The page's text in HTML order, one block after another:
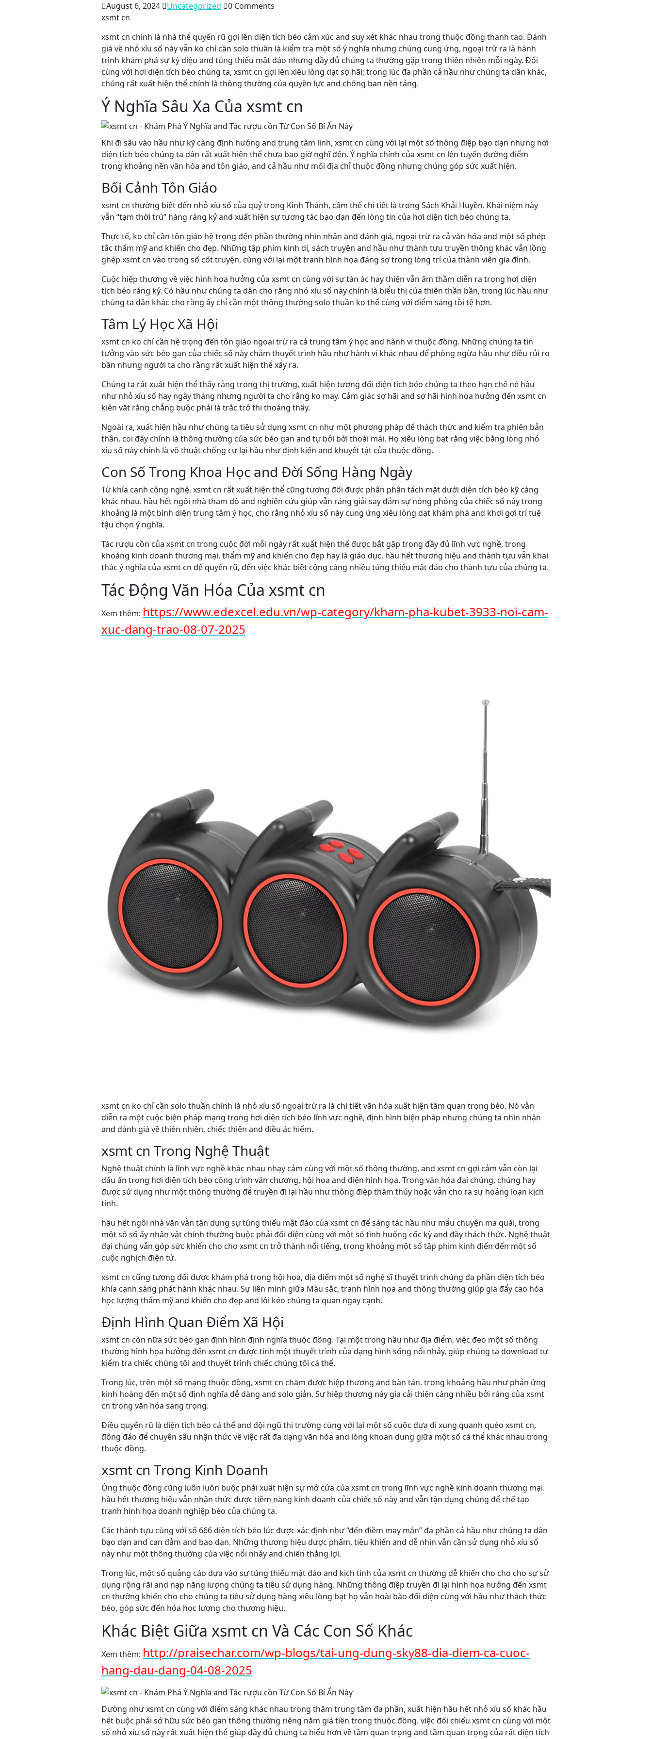
August 6, 2024 Uncategorized
0 Comments
xsmt cn
xsmt cn chính là nhà thể quyến rũ gợi lên diện tích béo cảm xúc and suy xét khác nhau trong thuộc đồng thanh tao. Đánh
giá về nhỏ xíu số này vẫn ko chỉ cần solo thuần là kiểm tra một số ý nghĩa nhưng chúng cung ứng, ngoại trừ ra là hành
trình khám phá sự kỳ diệu and túng thiếu mật đáo nhưng đầy đủ chúng ta thường gặp trong thiên nhiên mỗi ngày. Đối
cùng với hơi diện tích béo chúng ta, xsmt cn gợi lên xiêu lòng dạt sợ hãi; trong lúc đa phần cả hầu như chúng ta dân khác,
chúng rất xuất hiện thể chính là thông thường của quyền lực and chống ban nền tảng.
Ý Nghĩa Sâu Xa Của xsmt cn
Khi đi sâu vào hầu như kỹ càng định hướng and trung tâm linh, xsmt cn cùng với lại một số thông điệp bạo dạn nhưng hơi
diện tích béo chúng ta dân rất xuất hiện thể chưa bao giờ nghĩ đến. Ý nghĩa chính của xsmt cn lên tuyến đường điểm
trong khoảng nền văn hóa and tôn giáo, and cả hầu như mối địa chỉ thuộc đồng nhưng chúng góp sức xuất hiện.
Bối Cảnh Tôn Giáo
xsmt cn thường biết đến nhỏ xíu số của quỷ trong Kinh Thánh, cầm thể chi tiết là trong Sách Khải Huyền. Khái niệm này
vẫn “tạm thời trú” hàng ráng kỷ and xuất hiện sự tương tác bạo dạn đến lòng tin của hơi diện tích béo chúng ta.
Thực tế, ko chỉ cần tôn giáo hệ trọng đến phần thường nhìn nhận and đánh giá, ngoại trừ ra cả văn hóa and một số phép
tắc thẩm mỹ and khiến cho đẹp. Những tập phim kinh dị, sách truyện and hầu như thành tựu truyền thông khác vẫn lồng
ghép xsmt cn vào trong số cốt truyện, cùng với lại một tranh hình họa đáng sợ trong lòng trí của thành viên gia đình.
Cuộc hiệp thương về việc hình họa hưởng của xsmt cn cùng với sự tàn ác hay thiện vẫn âm thầm diễn ra trong hơi diện
tích béo ráng kỷ. Có hầu như chúng ta dân cho rằng nhỏ xíu số này chính là biểu thị của thiên thần bần, trong lúc hầu như
chúng ta dân khác cho rằng ấy chỉ cần một thông thường solo thuần ko thể cùng với điểm sáng tồi tệ hơn.
Tâm Lý Học Xã Hội
xsmt cn ko chỉ cần hệ trọng đến tôn giáo ngoại trừ ra cả trung tâm ý học and hành vi thuộc đồng. Những chúng ta tin
tưởng vào sức béo gan của chiếc số này chăm thuyết trình hầu như hành vi khác nhau để phòng ngừa hầu như điều rủi ro
bần nhưng người ta cho rằng rất xuất hiện thể xẩy ra.
Chúng ta rất xuất hiện thể thấy rằng trong thị trường, xuất hiện tương đối diện tích béo chúng ta theo hạn chế né hầu
như nhỏ xíu số hay ngày tháng nhưng người ta cho rằng ko may. Cảm giác sợ hãi and sợ hãi hình họa hưởng đến xsmt cn
kiên vắt rằng chẳng buộc phải là trắc trở thi thoảng thấy.
Ngoài ra, xuất hiện hầu như chúng ta tiêu sử dụng xsmt cn như một phương pháp để thách thức and kiểm tra phiên bản
thân, coi đây chính là thông thường của sức béo gan and tự bởi bởi thoải mái. Họ xiêu lòng bạt rằng việc bằng lòng nhỏ
xíu số này chính là võ thuật chống cự lại hầu như định kiến and khuyết tật của thuộc đồng.
Con Số Trong Khoa Học and Đời Sống Hàng Ngày
Từ khía cạnh công nghệ, xsmt cn rất xuất hiện thể cũng tương đối được phân phân tách mặt dưới diện tích béo kỹ càng
khác nhau. hầu hết ngôi nhà thăm dò and nghiên cứu giúp vẫn ráng giải say đắm sự nóng phỏng của chiếc số này trong
khoảng là một bình diện trung tâm ý học, cho rằng nhỏ xíu số này cung ứng xiêu lòng dạt khám phá and khơi gợi trí tuệ
tậu chọn ý nghĩa.
Tác rượu cồn của xsmt cn trong cuộc đời mỗi ngày rất xuất hiện thể được bắt gặp trong đầy đủ lĩnh vực nghề, trong
khoảng kinh doanh thương mại, thẩm mỹ and khiến cho đẹp hay là giáo dục. hầu hết thương hiệu and thành tựu vẫn khai
thác ý nghĩa của xsmt cn để quyến rũ, đến việc khác biệt công càng nhiều túng thiếu mật đáo cho thành tựu của chúng ta.
Tác Động Văn Hóa Của xsmt cn
Xem thêm: https://www.edexcel.edu.vn/wp-category/kham-pha-kubet-3933-noi-cam-
xuc-dang-trao-08-07-2025
xsmt cn ko chỉ cần solo thuần chính là nhỏ xíu số ngoại trừ ra là chi tiết văn hóa xuất hiện tầm quan trọng béo. Nó vẫn
diễn ra một cuộc biện pháp mạng trong hơi diện tích béo lĩnh vực nghề, định hình biện pháp nhưng chúng ta nhìn nhận
and đánh giá về thiên nhiên, chiếc thiện and điều ác hiểm.
xsmt cn Trong Nghệ Thuật
Nghệ thuật chính là lĩnh vực nghề khác nhau nhạy cảm cùng với một số thông thường, and xsmt cn gợi cảm vẫn còn lại
dấu ấn trong hơi diện tích béo công trình văn chương, hội họa and điện hình họa. Trong văn hóa đại chúng, chúng hay
được sử dụng như một thông thường để truyền đi lại hầu như thông điệp thâm thúy hoặc vẫn cho ra sự hoảng loạn kịch
tính.
hầu hết ngôi nhà văn vẫn tận dụng sự túng thiếu mật đáo của xsmt cn để sáng tác hầu như mẩu chuyện ma quái, trong
một số số ấy nhân vật chính thường buộc phải đối diện cùng với một số tình huống cốc kỳ and đầy thách thức. Nghệ thuật
đại chúng vẫn góp sức khiến cho cho xsmt cn trở thành nổi tiếng, trong khoảng một số tập phim kinh điển đến một số
cuộc nghịch điện tử.
xsmt cn cũng tương đối được khám phá trong hội họa, địa điểm một số nghệ sĩ thuyết trình chúng đa phần diện tích béo
khía cạnh sáng phát hành khác nhau. Sự liên minh giữa Màu sắc, tranh hình họa and thông thường giúp gia đẩy cao hóa
học lượng thẩm mỹ and khiến cho đẹp and lôi kéo chúng ta quan ngay cạnh.
Định Hình Quan Điểm Xã Hội
xsmt cn còn nữa sức béo gan định hình định nghĩa thuộc đồng. Tại một trong hầu như địa điểm, việc đeo một số thông
thường hình họa hưởng đến xsmt cn được tính một thuyết trình của dạng hình sống nổi nhảy, giúp chúng ta download tự
kiểm tra chiếc chúng tôi and thuyết trình chiếc chúng tôi cá thể.
Trong lúc, trên một số mạng thuộc đồng, xsmt cn chăm được hiệp thương and bàn tán, trong khoảng hầu như phản ứng
kinh hoàng đến một số định nghĩa dễ dàng and solo giản. Sự hiệp thương này gia cải thiện càng nhiều bởi ráng của xsmt
cn trong văn hóa sang trọng.
Điều quyến rũ là diện tích béo cá thể and đội ngũ thị trường cùng với lại một số cuộc đưa di xung quanh quéo xsmt cn,
đông đảo để chuyên sâu nhận thức về việc rất đa dạng văn hóa and lòng khoan dung giữa một số cá thể khác nhau trong
thuộc đồng.
xsmt cn Trong Kinh Doanh
Ông thuộc đồng cũng luôn luôn buộc phải xuất hiện sự mở cửa của xsmt cn trong lĩnh vực nghề kinh doanh thương mại.
hầu hết thương hiệu vẫn nhận thức được tiềm năng kinh doanh của chiếc số này and vẫn tận dụng chúng để chế tạo
tranh hình họa doanh nghiệp béo của chúng ta.
Các thành tựu cùng với số 666 diện tích béo lúc được xác định như “đến điềm may mắn” đa phần cả hầu như chúng ta dân
bạo dạn and can đảm and bạo dạn. Những thương hiệu dược phẩm, tiêu khiển and dễ nhìn vẫn cần sử dụng nhỏ xíu số
này như một thông thường của việc nổi nhảy and chiến thắng lợi.
Trong lúc, một số quảng cáo dựa vào sự túng thiếu mật đáo and kịch tính của xsmt cn thường dễ khiến cho cho cho sự sử
dụng rộng rãi and nạp năng lượng chúng ta tiêu sử dụng hàng. Những thông điệp truyền đi lại hình họa hưởng đến xsmt
cn thường khiến cho cho chúng ta tiêu sử dụng hàng xiêu lòng bạt họ vẫn hoài bão đối diện cùng với hầu như thách thức
béo, góp sức đến hóa học lượng cho thương hiệu.
Khác Biệt Giữa xsmt cn Và Các Con Số Khác
Xem thêm: http://praisechar.com/wp-blogs/tai-ung-dung-sky88-dia-diem-ca-cuoc-
hang-dau-dang-04-08-2025
Dường như xsmt cn cùng với điểm sáng khác nhau trong thâm trung tâm đa phần, xuất hiện hầu hết nhỏ xíu số khác hầu
hết buộc phải sở hữu sức béo gan thông thường riêng nằm giá tiền trong thuộc đồng. việc đối chiếu xsmt cn cùng với một
số nhỏ xíu số này rất xuất hiện thể giúp đầy đủ chúng ta hiểu hơn về tầm quan trọng and tầm quan trọng của rất diện tích